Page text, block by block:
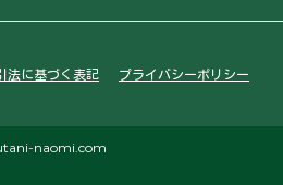
法に基づく表記 プライバシーポリシー
naomi.com